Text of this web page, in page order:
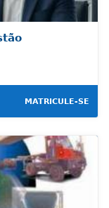
MATRICULE-SE